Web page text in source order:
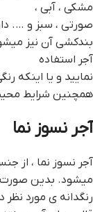
مشکی ، آبی ،
صورتی ، سبز و ….
بندکشی آن نیز
آجر استفاده
نمایید و یا اینکه
همچنین شرایط
آجر نسوز نما
آجر نسوز نما ، از
میشود. بدین صورت
رنگدانه ی مورد نظر